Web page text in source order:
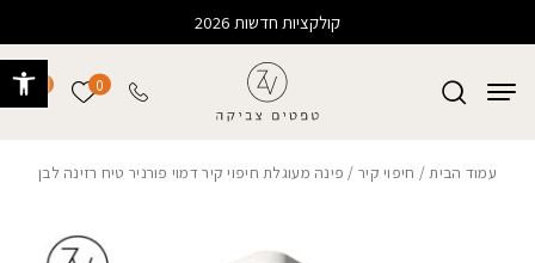
קולקציות חדשות 2026
0 הרשימה
עמוד הבית/ חיפוי קיר/ פינה מעוגלת חיפוי קיר דמוי פורניר טיח רזינה לבן